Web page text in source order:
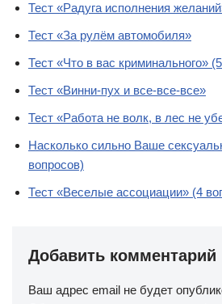
Тест «Радуга исполнения
Тест «За рулём автомобиля»
Тест «Что в вас криминального»
Тест «Винни-пух и все-все-все»
Тест «Работа не волк, в лес не
Насколько сильно Ваше
вопросов)
Тест «Веселые ассоциации» (4
Добавить комментарий
Ваш адрес email не будет